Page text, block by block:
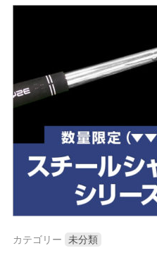
カテゴリー 未分類